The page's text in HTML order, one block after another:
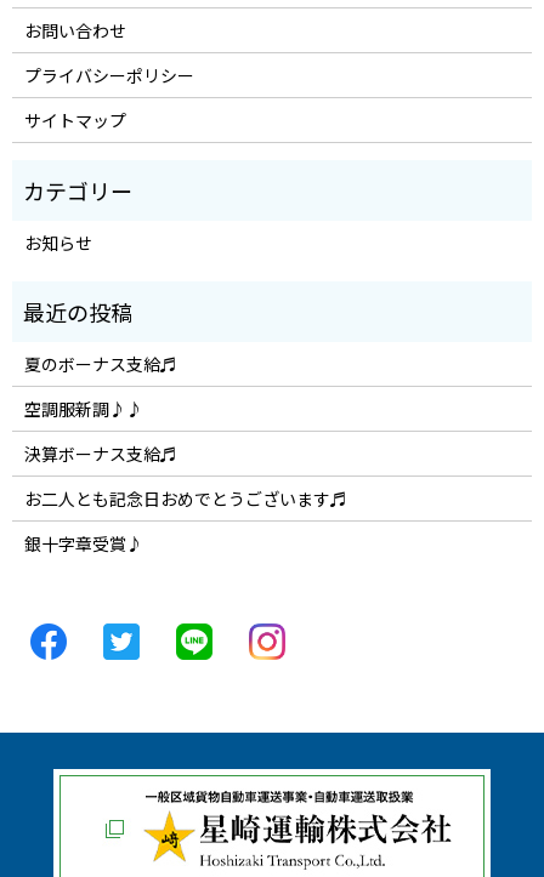
お問い合わせ
プライバシーポリシー
サイトマップ
お知らせ
夏のボーナス支給♬
空調服新調♪♪
決算ボーナス支給♬
お二人とも記念日おめでとうございます♬
銀十字章受賞♪